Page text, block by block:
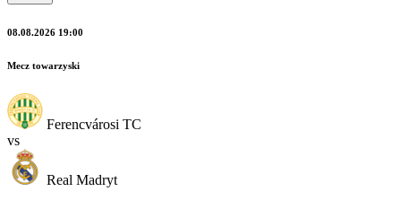
08.08.2026 19:00
Mecz towarzyski
Ferencvárosi TC
vs
Real Madryt